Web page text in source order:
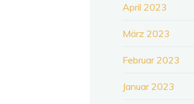
April 2023
März 2023
Februar 2023
Januar 2023